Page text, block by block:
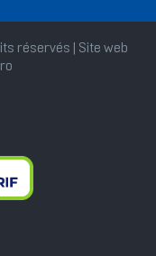
réservés | Site web